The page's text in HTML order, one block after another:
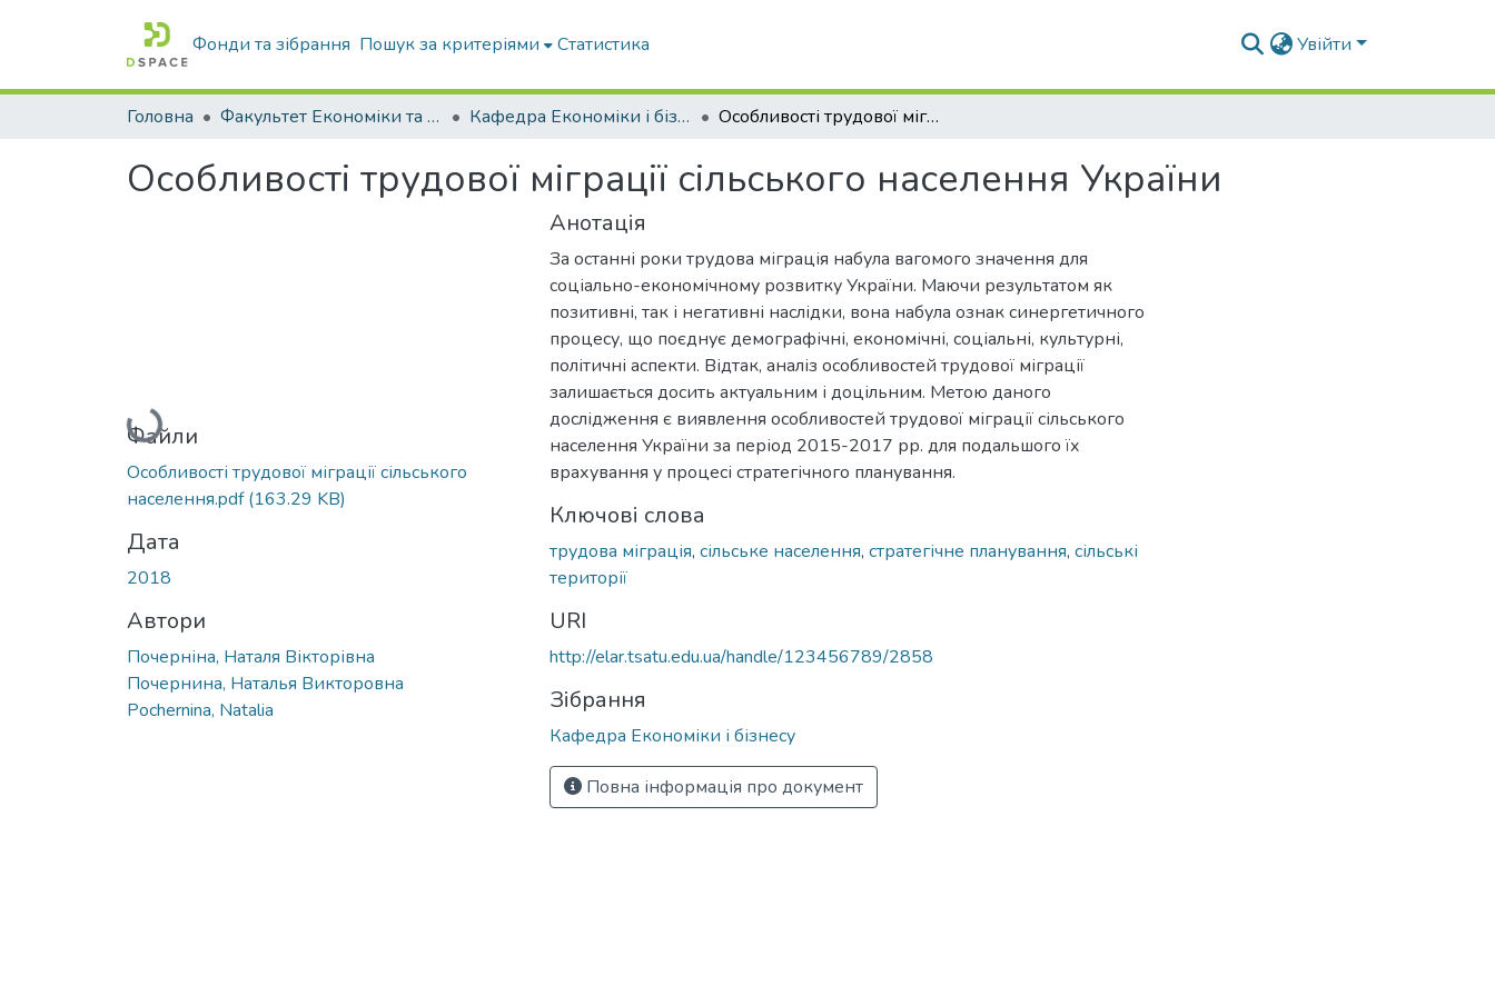
Фонди та зібрання Пошук за критеріями Статистика Увійти
Головна Факультет Економіки та бізнесу Кафедра Економіки і бізнесу Особливості трудової міграції сільського населення України
Особливості трудової міграції сільського населення України
Вантажиться...
Файли
Особливості трудової міграції сільського
населення.pdf(163.29 KB)
Дата
2018
Автори
Почерніна, Наталя Вікторівна
Почернина, Наталья Викторовна
Pochernina, Natalia
Анотація
За останні роки трудова міграція набула вагомого значення для
соціально-економічному розвитку України. Маючи результатом як
позитивні, так і негативні наслідки, вона набула ознак синергетичного
процесу, що поєднує демографічні, економічні, соціальні, культурні,
політичні аспекти. Відтак, аналіз особливостей трудової міграції
залишається досить актуальним і доцільним. Метою даного
дослідження є виявлення особливостей трудової міграції сільського
населення України за період 2015-2017 рр. для подальшого їх
врахування у процесі стратегічного планування.
Ключові слова
трудова міграція, сільське населення, стратегічне планування, сільські
території
URI
http://elar.tsatu.edu.ua/handle/123456789/2858
Зібрання
Кафедра Економіки і бізнесу
Повна інформація про документ